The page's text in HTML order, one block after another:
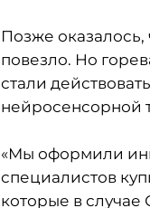
Позже оказалось,
повезло. Но
стали
нейросенсорной
«Мы оформили
специалистов
которые в